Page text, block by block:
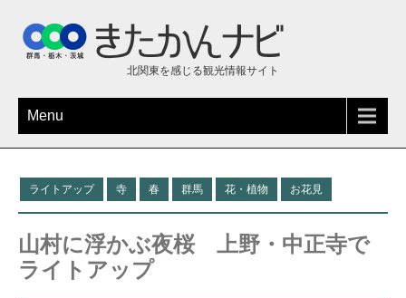
北関東を感じる観光情報サイト
Menu
ライトアップ 寺 春 群馬 花・植物 お花見
山村に浮かぶ夜桜 上野・中正寺で
ライトアップ